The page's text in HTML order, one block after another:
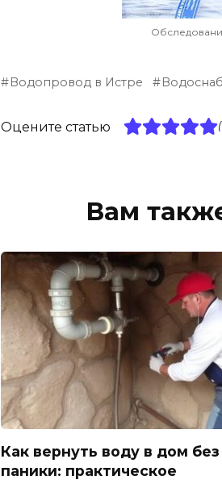
Водопровод в Истре
Оцените статью (
Вам
Как вернуть воду в дом без
паники: практическое